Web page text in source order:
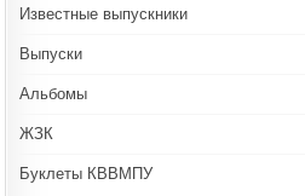
Известные выпускники
Выпуски
Альбомы
ЖЗК
Буклеты КВВМПУ